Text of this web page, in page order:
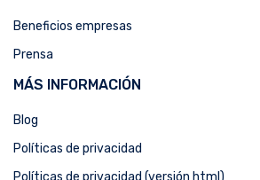
Beneficios empresas
Prensa
MÁS INFORMACIÓN
Blog
Políticas de privacidad
Políticas de privacidad (versión html)